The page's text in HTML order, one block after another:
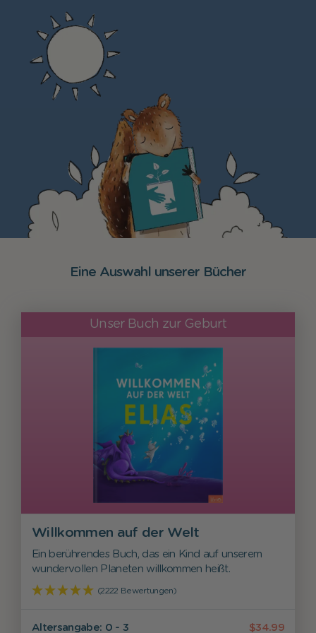
Eine Auswahl unserer Bücher
Unser Buch zur Geburt
Willkommen auf der Welt
Ein berührendes Buch, das ein Kind auf unserem
wundervollen Planeten willkommen heißt.
(2222 Bewertungen)
$34.99
Alters­angabe: 0 - 3